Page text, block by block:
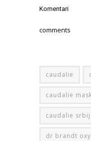
Komentari
comments
caudalie
caudalie
caudalie
dr brandt